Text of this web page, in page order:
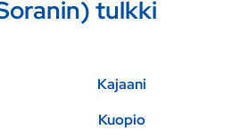
tulkki
Kajaani
Kuopio